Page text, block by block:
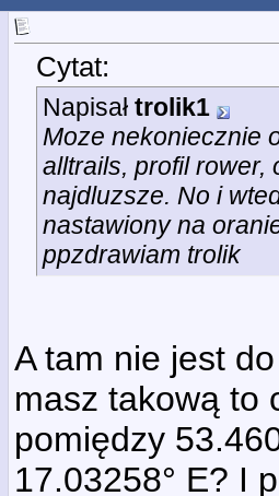
Cytat:
Napisał trolik1
Moze nekoniecznie
alltrails, profil rower,
najdluzsze. No i
nastawiony na
ppzdrawiam trolik
A tam nie jest
masz takową to
pomiędzy
17.03258° E‎? I